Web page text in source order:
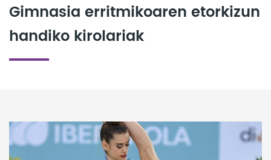
Gimnasia erritmikoaren etorkizun
handiko kirolariak